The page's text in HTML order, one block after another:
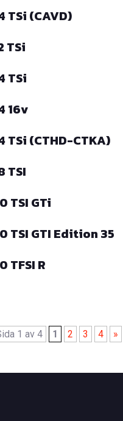
(CAVD)
TSi
TSi
16v
(CTHD-CTKA)
TSI
TSI GTi
TSI GTI Edition 35
R
1 av 4 1 2 3 4 »